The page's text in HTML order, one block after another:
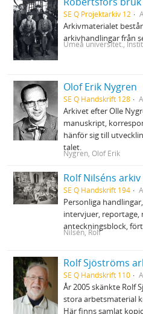
SE Q Projektarkiv 12
Arkivmaterialet
arkivhandlingar från
Umeå universitet.,
Olof Erik Nygren
SE Q Handskrift 128
Arkivet efter Olle
manuskript,
hänför sig till
talet.
Nygren, Olof Erik
Rolf Nilséns arkiv
SE Q Handskrift 194
Personliga
intervjuer, reportage,
anteckningsblock,
Nilsén, Rolf
Rolf Sjöströms
SE Q Handskrift 110
År 2005 skänkte Rolf
stora arbetsmaterial
Här finns samlat